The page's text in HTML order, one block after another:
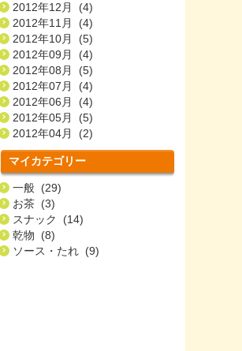
2012年12月 (4)
2012年11月 (4)
2012年10月 (5)
2012年09月 (4)
2012年08月 (5)
2012年07月 (4)
2012年06月 (4)
2012年05月 (5)
2012年04月 (2)
マイカテゴリー
一般 (29)
お茶 (3)
スナック (14)
乾物 (8)
ソース・たれ (9)